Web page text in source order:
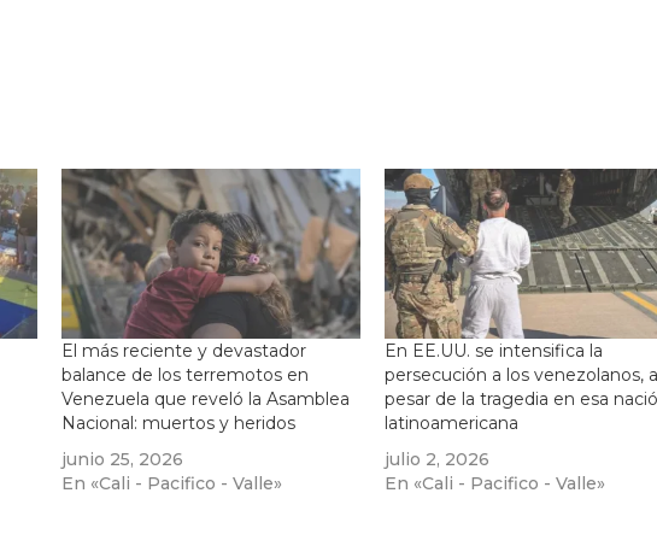
El más reciente y devastador
balance de los terremotos en
Venezuela que reveló la Asamblea
Nacional: muertos y heridos
junio 25, 2026
En «Cali - Pacifico - Valle»
En EE.UU. se intensifica la
persecución a los venezolanos,
pesar de la tragedia en esa
latinoamericana
julio 2, 2026
En «Cali - Pacifico - Valle»